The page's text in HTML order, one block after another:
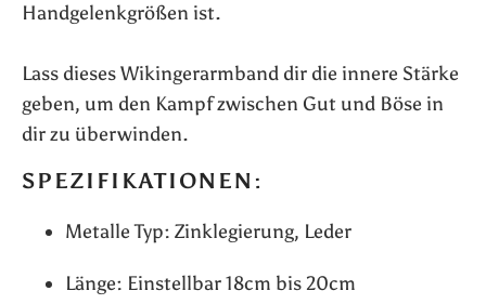
Handgelenkgrößen ist.
Lass dieses Wikingerarmband dir die innere Stärke
geben, um den Kampf zwischen Gut und Böse in
dir zu überwinden.
SPEZIFIKATIONEN:
Metalle Typ: Zinklegierung, Leder
Länge: Einstellbar 18cm bis 20cm